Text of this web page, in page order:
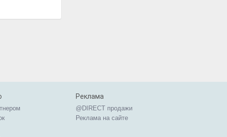
Реклама
@DIRECT продажи
Реклама на сайте